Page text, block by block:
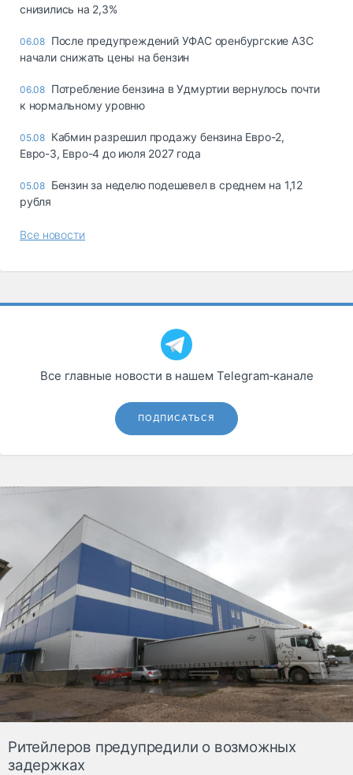
снизились на 2,3%
06.08 После предупреждений УФАС оренбургские АЗС
начали снижать цены на бензин
06.08 Потребление бензина в Удмуртии вернулось почти
к нормальному уровню
05.08 Кабмин разрешил продажу бензина Евро-2,
Евро-3, Евро-4 до июля 2027 года
05.08 Бензин за неделю подешевел в среднем на 1,12
рубля
Все новости
Все главные новости в нашем Telegram‑канале
ПОДПИСАТЬСЯ
Ритейлеров предупредили о возможных
задержках